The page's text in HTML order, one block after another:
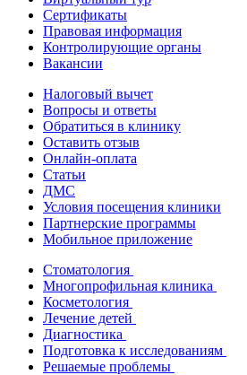
Сертификаты
Правовая информация
Контролирующие органы
Вакансии
Налоговый вычет
Вопросы и ответы
Обратиться в клинику
Оставить отзыв
Онлайн-оплата
Статьи
ДМС
Условия посещения клиники
Партнерские программы
Мобильное приложение
Стоматология
Многопрофильная клиника
Косметология
Лечение детей
Диагностика
Подготовка к исследованиям
Решаемые проблемы